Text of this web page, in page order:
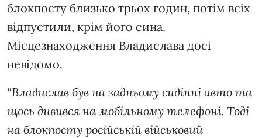
блокпосту близько трьох годин, потім всіх
відпустили, крім його сина.
Місцезнаходження Владислава досі
невідомо.
“Владислав був на задньому сидінні авто та
щось дивився на мобільному телефоні. Тоді
на блокпосту російській військовий